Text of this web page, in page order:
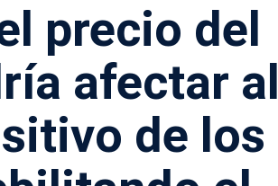
precio del
afectar al
de los